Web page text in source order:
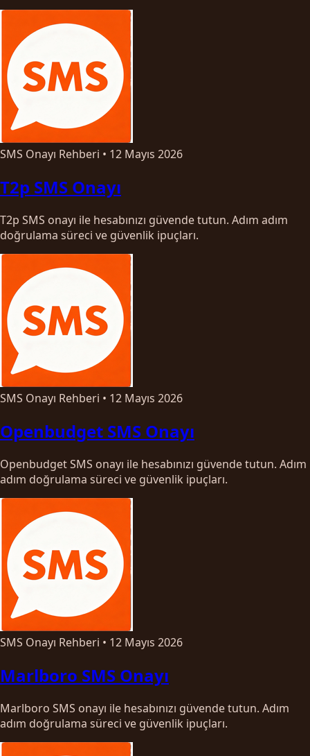
SMS Onayı Rehberi • 12 Mayıs 2026
T2p SMS Onayı
T2p SMS onayı ile hesabınızı güvende tutun. Adım adım
doğrulama süreci ve güvenlik ipuçları.
SMS Onayı Rehberi • 12 Mayıs 2026
Openbudget SMS Onayı
Openbudget SMS onayı ile hesabınızı güvende tutun. Adım
adım doğrulama süreci ve güvenlik ipuçları.
SMS Onayı Rehberi • 12 Mayıs 2026
Marlboro SMS Onayı
Marlboro SMS onayı ile hesabınızı güvende tutun. Adım
adım doğrulama süreci ve güvenlik ipuçları.